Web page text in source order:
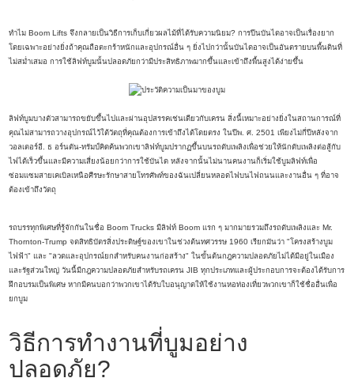
ทำไม Boom Lifts จึงกลายเป็นวิธีการเก็บเกี่ยวผลไม้ที่ได้รับความนิยม? การปีนบันไดอาจเป็นเรื่องยาก
โดยเฉพาะอย่างยิ่งถ้าคุณถือตะกร้าหนักและอุปกรณ์อื่น ๆ ยิ่งไปกว่านั้นบันไดอาจเป็นอันตรายบนพื้นดินที่
ไม่สม่ำเสมอ การใช้ลิฟท์บูมนั้นปลอดภัยกว่ามีประสิทธิภาพมากขึ้นและเข้าถึงพื้นสูงได้ง่ายขึ้น
ลิฟท์บูมบางตัวสามารถขยับขึ้นไปและผ่านอุปสรรคเช่นเดียวกับเครน สิ่งนี้เหมาะอย่างยิ่งในสถานการณ์ที่
คุณไม่สามารถวางอุปกรณ์ไว้ใต้วัตถุที่คุณต้องการเข้าถึงได้โดยตรง ในปีพ. ศ. 2501 เพียงไม่กี่ปีหลังจาก
วอลเตอร์อี. ธ อร์นตัน-ทรัมป์คิดค้นพวกเขาลิฟท์บูมปรากฏขึ้นบนรถดับเพลิงเพื่อช่วยให้นักดับเพลิงต่อสู้กับ
ไฟได้เร็วขึ้นและมีความเสี่ยงน้อยกว่าการใช้บันได หลังจากนั้นไม่นานคนงานก็เริ่มใช้บูมลิฟท์เพื่อ
ซ่อมแซมสายเคเบิลเหนือศีรษะรักษาสายโทรศัพท์ของฉันเปลี่ยนหลอดไฟบนไฟถนนและงานอื่น ๆ ที่อาจ
ต้องเข้าถึงวัตถุ
รถบรรทุกพิเศษที่รู้จักกันในชื่อ Boom Trucks มีลิฟท์ Boom แรก ๆ มากมายรวมถึงรถดับเพลิงและ Mr.
Thornton-Trump จดสิทธิบัตรสิ่งประดิษฐ์ของเขาในช่วงต้นทศวรรษ 1960 เรียกมันว่า "โครงสร้างบูม
ไฟฟ้า" และ "ลวดและอุปกรณ์ยกสำหรับคนงานก่อสร้าง" ในขั้นต้นกฎความปลอดภัยไม่ได้มีอยู่ในเมือง
และรัฐส่วนใหญ่ วันนี้มีกฎความปลอดภัยสำหรับรถเครน JIB ทุกประเภทและผู้ประกอบการจะต้องได้รับการ
ฝึกอบรมเป็นพิเศษ หากมีคนบอกว่าพวกเขาได้รับใบอนุญาตให้ใช้งานหอท่องเที่ยวพวกเขาก็ใช้ชื่ออื่นเพื่อ
ยกบูม
วิธีการทำงานที่บูมอย่าง
ปลอดภัย?